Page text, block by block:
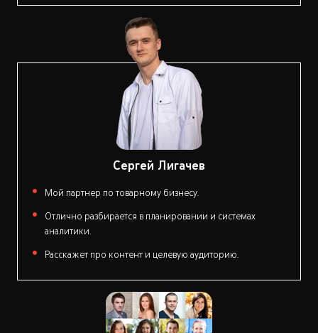
Сергей Лигачев
Мой партнер по товарному бизнесу.
Отлично разбирается в планировании и системах
аналитики.
Расскажет про контент и целевую аудиторию.